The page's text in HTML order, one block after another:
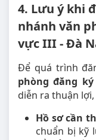
4. Lưu ý khi
nhánh văn
vực III - Đà
Để quá trình
phòng đăng
diễn ra thuận
Hồ sơ cần
chuẩn bị kỹ